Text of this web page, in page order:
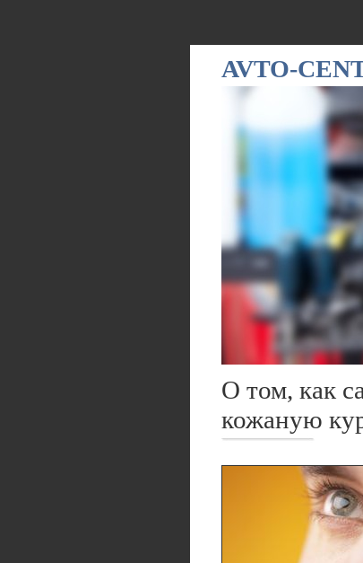
AVTO-
О том, как
кожаную